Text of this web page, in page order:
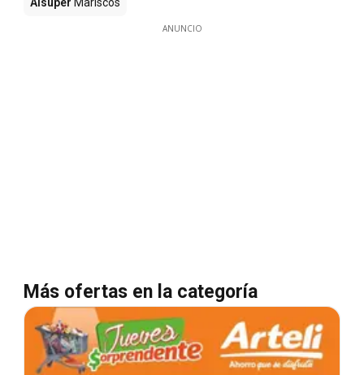
ANUNCIO
Más ofertas en la categoría